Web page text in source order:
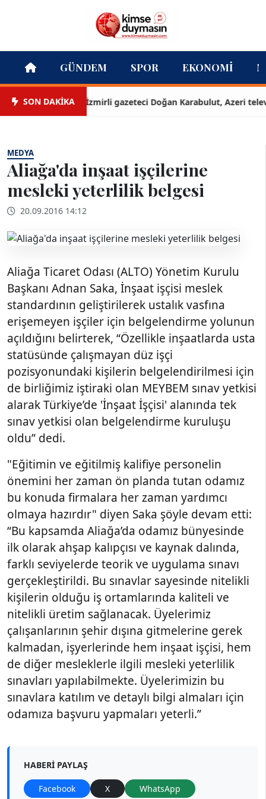
GÜNDEM SPOR EKONOMI
SON DAKİKAİzmirli gazeteci Doğan Karabulut, Azeri
MEDYA
Aliağa'da inşaat işçilerine
mesleki yeterlilik belgesi
20.09.2016 14:12
Aliağa Ticaret Odası (ALTO) Yönetim Kurulu
Başkanı Adnan Saka, İnşaat işçisi meslek
standardının geliştirilerek ustalık vasfına
erişemeyen işçiler için belgelendirme yolunun
açıldığını belirterek, “Özellikle inşaatlarda usta
statüsünde çalışmayan düz işçi
pozisyonundaki kişilerin belgelendirilmesi için
de birliğimiz iştiraki olan MEYBEM sınav yetkisi
alarak Türkiye’de 'İnşaat İşçisi' alanında tek
sınav yetkisi olan belgelendirme kuruluşu
oldu” dedi.
"Eğitimin ve eğitilmiş kalifiye personelin
önemini her zaman ön planda tutan odamız
bu konuda firmalara her zaman yardımcı
olmaya hazırdır" diyen Saka şöyle devam etti:
“Bu kapsamda Aliağa’da odamız bünyesinde
ilk olarak ahşap kalıpçısı ve kaynak dalında,
farklı seviyelerde teorik ve uygulama sınavı
gerçekleştirildi. Bu sınavlar sayesinde nitelikli
kişilerin olduğu iş ortamlarında kaliteli ve
nitelikli üretim sağlanacak. Üyelerimiz
çalışanlarının şehir dışına gitmelerine gerek
kalmadan, işyerlerinde hem inşaat işçisi, hem
de diğer mesleklerle ilgili mesleki yeterlilik
sınavları yapılabilmekte. Üyelerimizin bu
sınavlara katılım ve detaylı bilgi almaları için
odamıza başvuru yapmaları yeterli.”
HABERI PAYLAŞ
Facebook X WhatsApp